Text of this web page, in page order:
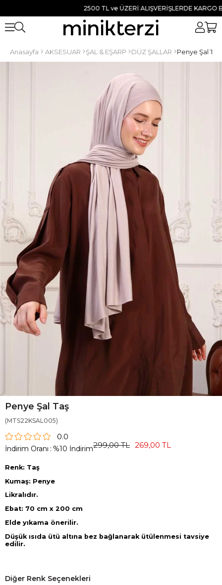
2500 TL ve ÜZERİ ALIŞVERİŞLERDE KARGO
Anasayfa AKSESUAR ŞAL & EŞARP DÜZ ŞALLAR Penye Şal Taş
Penye Şal Taş
(MTS22KSAL005)
0.0
İndirim Oranı : %10 İndirim299,00 TL 269,00 TL
Renk: Taş
Kumaş: Penye
Likralıdır.
Ebat: 70 cm x 200 cm
Elde yıkama önerilir.
Düşük ısıda ütü altına bez bağlanarak ütülenmesi tavsiye
edilir.
Diğer Renk Seçenekleri